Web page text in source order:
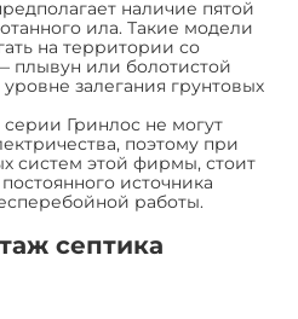
наличие пятой
ила. Такие модели
на территории со
плывун или болотистой
залегания грунтовых
Гринлос не могут
поэтому при
систем этой фирмы, стоит
источника
работы.
септика